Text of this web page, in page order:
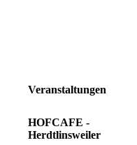
Veranstaltungen
HOFCAFE -
Herdtlinsweiler